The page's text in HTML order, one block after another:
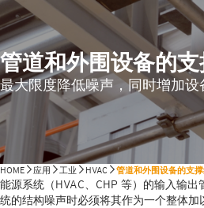
管道和外围设备的
最大限度降低噪声，同时增加设
HOME 应用 工业 HVAC 管道和外围设备的支
能源系统（HVAC、CHP 等）的输入输
统的结构噪声时必须将其作为一个整体加